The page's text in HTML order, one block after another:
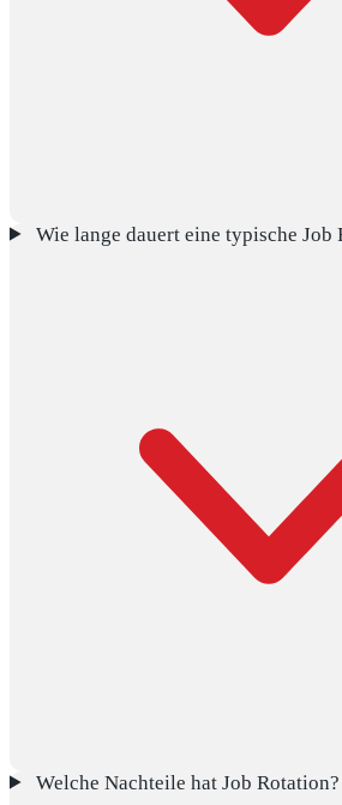
Wie lange dauert eine typische Job
Welche Nachteile hat Job Rotation?